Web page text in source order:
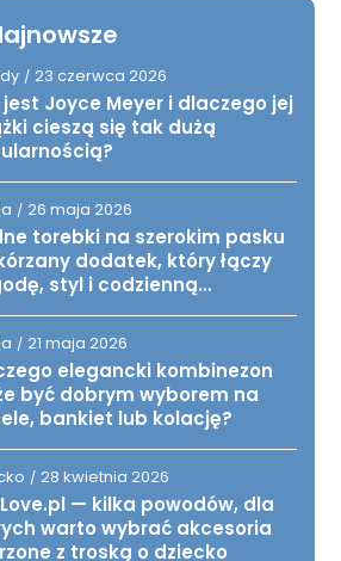
/ 23 czerwca 2026
jest Joyce Meyer i dlaczego jej
cieszą się tak dużą
/ 26 maja 2026
torebki na szerokim pasku
dodatek, który łączy
styl i codzienną
/ 21 maja 2026
elegancki kombinezon
być dobrym wyborem na
bankiet lub kolację?
/ 28 kwietnia 2026
— kilka powodów, dla
warto wybrać akcesoria
z troską o dziecko